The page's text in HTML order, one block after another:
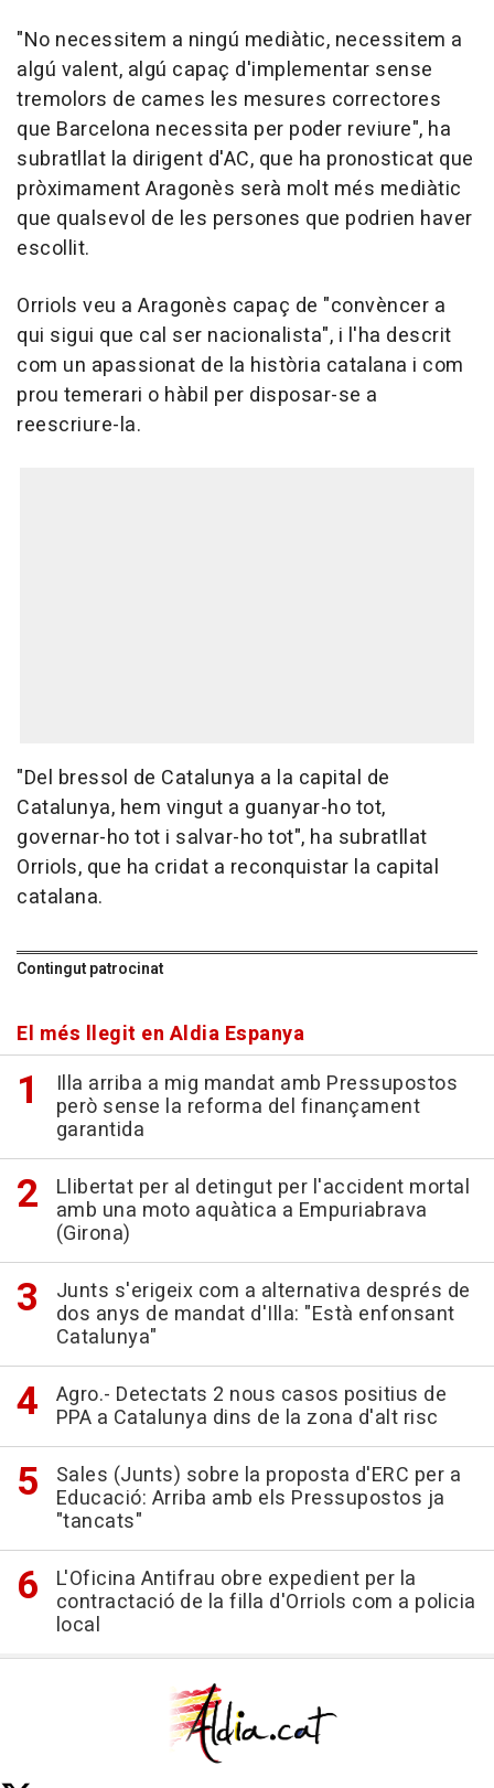
"No necessitem a ningú mediàtic, necessitem a
algú valent, algú capaç d'implementar sense
tremolors de cames les mesures correctores
que Barcelona necessita per poder reviure", ha
subratllat la dirigent d'AC, que ha pronosticat que
pròximament Aragonès serà molt més mediàtic
que qualsevol de les persones que podrien haver
escollit.
Orriols veu a Aragonès capaç de "convèncer a
qui sigui que cal ser nacionalista", i l'ha descrit
com un apassionat de la història catalana i com
prou temerari o hàbil per disposar-se a
reescriure-la.
"Del bressol de Catalunya a la capital de
Catalunya, hem vingut a guanyar-ho tot,
governar-ho tot i salvar-ho tot", ha subratllat
Orriols, que ha cridat a reconquistar la capital
catalana.
Contingut patrocinat
El més llegit en Aldia Espanya
Illa arriba a mig mandat amb Pressupostos
però sense la reforma del finançament
garantida
Llibertat per al detingut per l'accident mortal
amb una moto aquàtica a Empuriabrava
(Girona)
Junts s'erigeix com a alternativa després de
dos anys de mandat d'Illa: "Està enfonsant
Catalunya"
Agro.- Detectats 2 nous casos positius de
PPA a Catalunya dins de la zona d'alt risc
Sales (Junts) sobre la proposta d'ERC per a
Educació: Arriba amb els Pressupostos ja
"tancats"
L'Oficina Antifrau obre expedient per la
contractació de la filla d'Orriols com a policia
local